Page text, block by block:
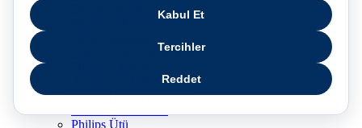
Dyson Saç Düzleştirici
Philips Dikey Süpürge
Karaca Kahve Makinesi
Dyson Hava Temizleyici
Philips Ütü